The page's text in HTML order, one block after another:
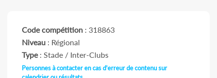
Code compétition : 318863
Niveau : Régional
Type: Stade / Inter-Clubs
Personnes à contacter en cas d'erreur de contenu sur